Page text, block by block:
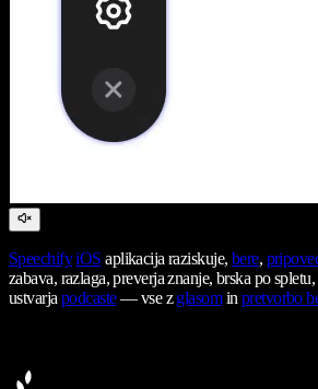
Speechify iOS aplikacija raziskuje, bere,
zabava, razlaga, preverja znanje, brska po
ustvarjapodcaste— vse zglasominpretvorbo